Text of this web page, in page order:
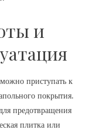
и
приступать к
покрытия.
предотвращения
плитка или